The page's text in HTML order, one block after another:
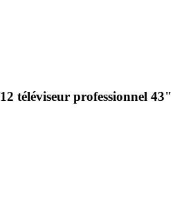
téléviseur professionnel 43"